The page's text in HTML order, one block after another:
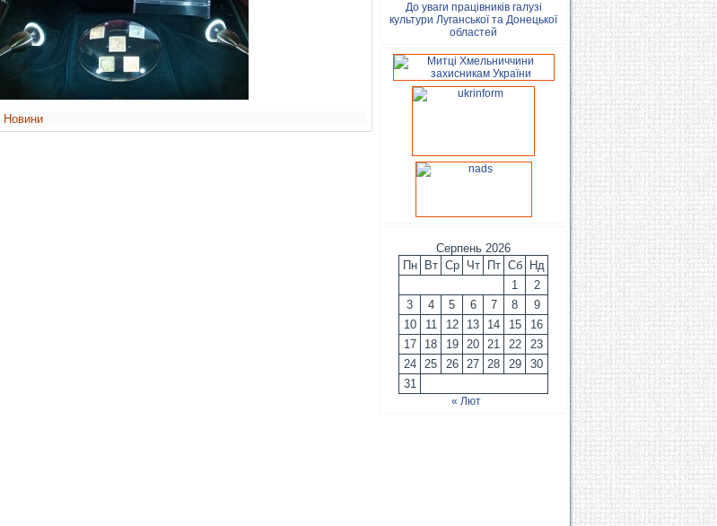
Новини
До уваги працівників галузі
культури Луганської та Донецької
областей
Серпень 2026
Пн
Вт Ср Чт Пт Сб
Нд
1
2
3
4 5 6 7 8
9
10
11 12 13 14 15
16
17
18 19 20 21 22
23
24
25 26 27 28 29
30
31
« Лют